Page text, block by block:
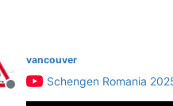
Deconectat
vancouver
Schengen Romania